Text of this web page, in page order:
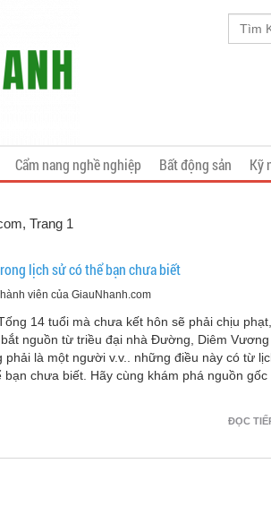
Cẩm nang nghề nghiệp Bất động sản Kỹ
, Trang 1
lịch sử có thể bạn chưa biết
viên của GiauNhanh.com
14 tuổi mà chưa kết hôn sẽ phải chịu phạt,
nguồn từ triều đại nhà Đường, Diêm Vương
phải là một người v.v.. những điều này có từ
bạn chưa biết. Hãy cùng khám phá nguồn gốc
ĐỌC